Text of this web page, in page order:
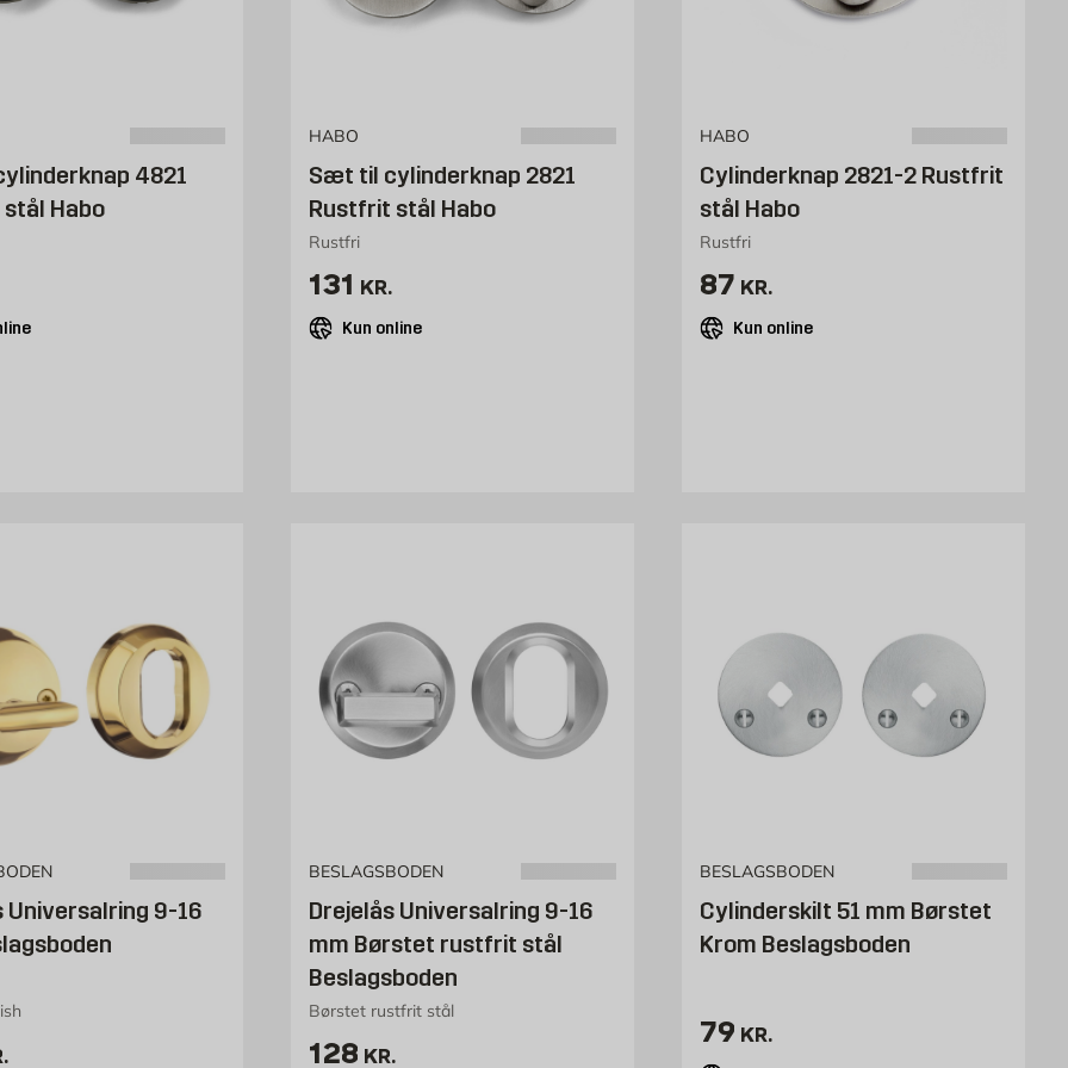
4821
Habo
HABO
Sæt til cylinderknap 2821
Rustfrit stål Habo
Rustfri
Pris 131 kr. /stk
131 KR.
Kun online
HABO
Cylinderknap 2821-2 Rustfrit
stål Habo
Rustfri
Pris 87 kr. /stk
87 KR.
Kun online
Universalring 9-16
kr. /stk
BESLAGSBODEN
Drejelås Universalring 9-16
mm Børstet rustfrit stål
Beslagsboden
Børstet rustfrit stål
Pris 128 kr. /stk
128 KR.
BESLAGSBODEN
Cylinderskilt 51 mm Børstet
Krom Beslagsboden
Pris 79 kr. /stk
79 KR.